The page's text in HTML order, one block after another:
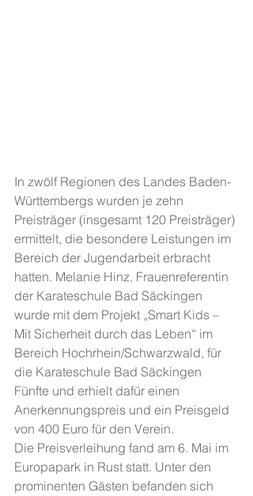
In zwölf Regionen des Landes Baden-
Württembergs wurden je zehn
Preisträger (insgesamt 120 Preisträger)
ermittelt, die besondere Leistungen im
Bereich der Jugendarbeit erbracht
hatten. Melanie Hinz, Frauenreferentin
der Karateschule Bad Säckingen
wurde mit dem Projekt „Smart Kids –
Mit Sicherheit durch das Leben“ im
Bereich Hochrhein/Schwarzwald, für
die Karateschule Bad Säckingen
Fünfte und erhielt dafür einen
Anerkennungspreis und ein Preisgeld
von 400 Euro für den Verein.
Die Preisverleihung fand am 6. Mai im
Europapark in Rust statt. Unter den
prominenten Gästen befanden sich